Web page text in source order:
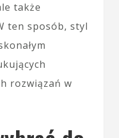
także
ten sposób, styl
rozwiązań w